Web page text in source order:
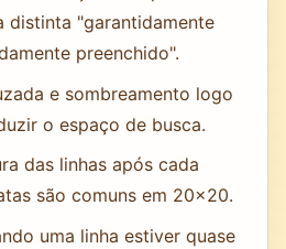
distinta "garantidamente
preenchido".
e sombreamento logo
o espaço de busca.
das linhas após cada
são comuns em 20x20.
uma linha estiver quase